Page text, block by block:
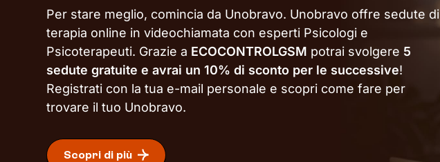
Per stare meglio, comincia da Unobravo. Unobravo offre sedute di
terapia online in videochiamata con esperti Psicologi e
Psicoterapeuti. Grazie a ECOCONTROLGSM potrai svolgere 5
sedute gratuite e avrai un 10% di sconto per le successive!
Registrati con la tua e-mail personale e scopri come fare per
trovare il tuo Unobravo.
Scopri di più